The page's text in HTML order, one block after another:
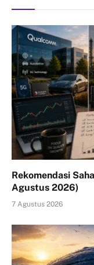
Rekomendasi
Agustus 2026)
7 Agustus 2026